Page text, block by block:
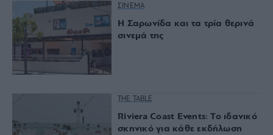
ΣΙΝΕΜΑ
Η Σαρωνίδα και τα τρία θερινά
σινεμά της
THE TABLE
Riviera Coast Events: Το ιδανικό
σκηνικό για κάθε εκδήλωση